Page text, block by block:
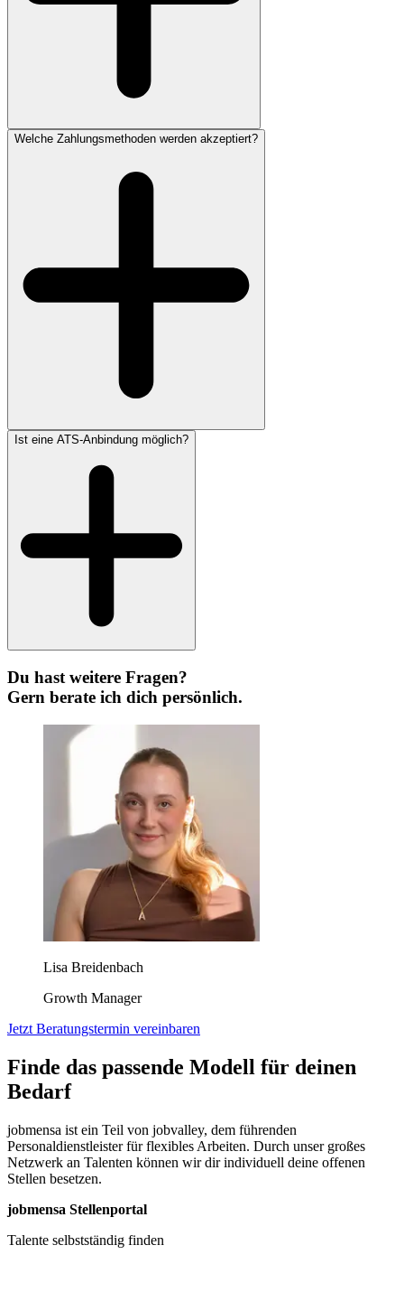
Welche Zahlungsmethoden werden akzeptiert?
Ist eine ATS-Anbindung möglich?
Du hast weitere Fragen?
Gern berate ich dich persönlich.
Lisa Breidenbach
Growth Manager
Jetzt Beratungstermin vereinbaren
Finde das passende Modell für deinen
Bedarf
jobmensa ist ein Teil von jobvalley, dem führenden
Personaldienstleister für flexibles Arbeiten. Durch unser großes
Netzwerk an Talenten können wir dir individuell deine offenen
Stellen besetzen.
jobmensa Stellenportal
Talente selbstständig finden